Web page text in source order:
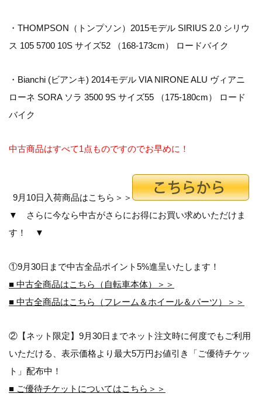
・THOMPSON（トンプソン）2015モデル SIRIUS 2.0 シリウ
ス 105 5700 10S サイズ52 （168-173cm） ロードバイク
・Bianchi (ビアンキ) 2014モデル VIA NIRONE ALU ヴィアニ
ローネ SORA ソラ 3500 9S サイズ55 （175-180cm） ロード
バイク
中古商品はすべて1点ものですのでお早めに！
9月10日入荷商品はこちら＞＞
▼ さらに今なら中古がさらにお得にお買い求めいただけま
す！ ▼
①9月30日まで中古全品ポイント5%進呈いたします！
■ 中古全商品はこちら（自転車本体）＞＞
■ 中古全商品はこちら（フレーム＆ホイール＆パーツ）＞＞
②【ネット限定】9月30日までネット注文時に何度でもご利用
いただける、表示価格より最大5万円お値引き「ご優待チケッ
ト」配布中！
■ ご優待チケットについてはこちら＞＞